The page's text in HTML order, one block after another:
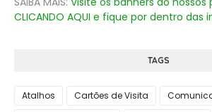
CLICANDO AQUI e fique por dentro das
TAGS
Atalhos Cartões de Visita